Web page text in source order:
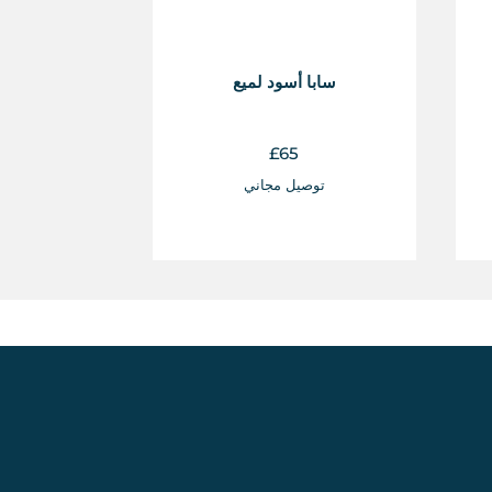
سابا أسود لميع
£65
توصيل مجاني